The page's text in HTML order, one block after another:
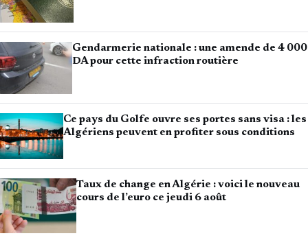
Gendarmerie nationale : une amende de 4 000
DA pour cette infraction routière
Ce pays du Golfe ouvre ses portes sans visa : les
Algériens peuvent en profiter sous conditions
Taux de change en Algérie : voici le nouveau
cours de l’euro ce jeudi 6 août